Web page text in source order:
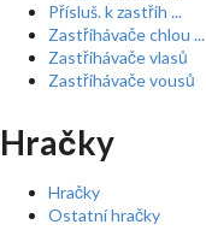
Přísluš. k zastřih ...
Zastřihávače chlou ...
Zastřihávače vlasů
Zastřihávače vousů
Hračky
Hračky
Ostatní hračky